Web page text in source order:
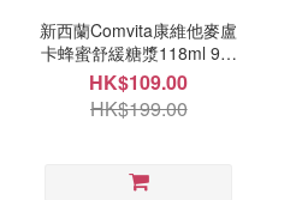
新西蘭Comvita康維他麥盧
卡蜂蜜舒緩糖漿118ml 9月
中
HK$109.00
HK$199.00